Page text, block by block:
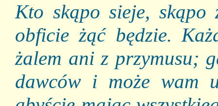
Kto skąpo sieje,
obficie żąć będzie.
żalem ani z przymusu;
dawców i może wam